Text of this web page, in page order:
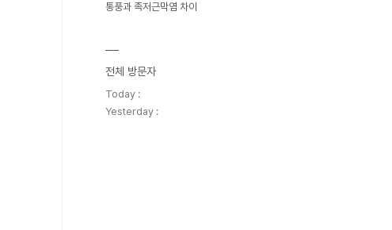
통풍과 족저근막염 차이
전체 방문자
Today :
Yesterday :